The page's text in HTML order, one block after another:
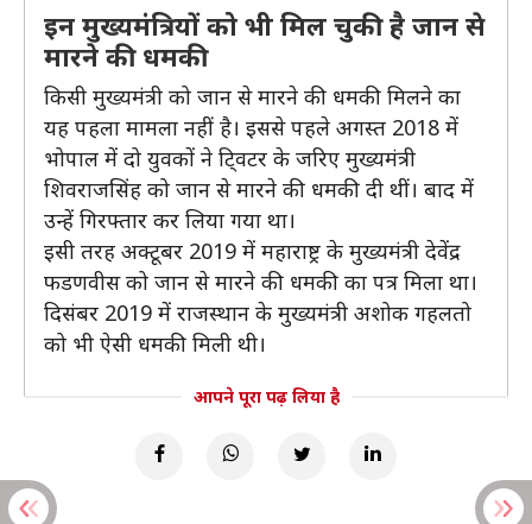
इन मुख्यमंत्रियों को भी मिल चुकी है जान से
मारने की धमकी
किसी मुख्यमंत्री को जान से मारने की धमकी मिलने का
यह पहला मामला नहीं है। इससे पहले अगस्त 2018 में
भोपाल में दो युवकों ने टि्वटर के जरिए मुख्यमंत्री
शिवराजसिंह को जान से मारने की धमकी दी थीं। बाद में
उन्हें गिरफ्तार कर लिया गया था।
इसी तरह अक्टूबर 2019 में महाराष्ट्र के मुख्यमंत्री देवेंद्र
फडणवीस को जान से मारने की धमकी का पत्र मिला था।
दिसंबर 2019 में राजस्थान के मुख्यमंत्री अशोक गहलतो
को भी ऐसी धमकी मिली थी।
आपने पूरा पढ़ लिया है